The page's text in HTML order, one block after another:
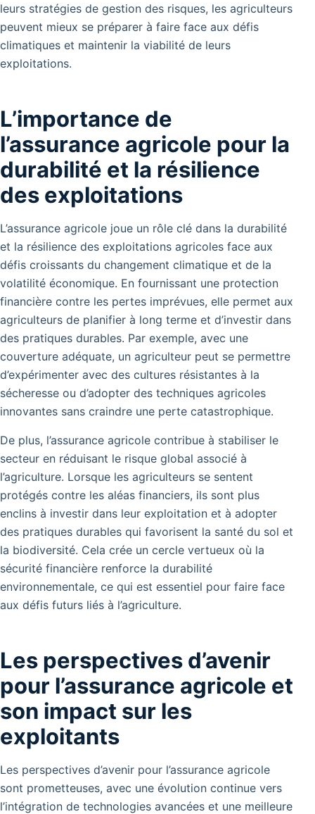
leurs stratégies de gestion des risques, les agriculteurs
peuvent mieux se préparer à faire face aux défis
climatiques et maintenir la viabilité de leurs
exploitations.
L’importance de
l’assurance agricole pour la
durabilité et la résilience
des exploitations
L’assurance agricole joue un rôle clé dans la durabilité
et la résilience des exploitations agricoles face aux
défis croissants du changement climatique et de la
volatilité économique. En fournissant une protection
financière contre les pertes imprévues, elle permet aux
agriculteurs de planifier à long terme et d’investir dans
des pratiques durables. Par exemple, avec une
couverture adéquate, un agriculteur peut se permettre
d’expérimenter avec des cultures résistantes à la
sécheresse ou d’adopter des techniques agricoles
innovantes sans craindre une perte catastrophique.
De plus, l’assurance agricole contribue à stabiliser le
secteur en réduisant le risque global associé à
l’agriculture. Lorsque les agriculteurs se sentent
protégés contre les aléas financiers, ils sont plus
enclins à investir dans leur exploitation et à adopter
des pratiques durables qui favorisent la santé du sol et
la biodiversité. Cela crée un cercle vertueux où la
sécurité financière renforce la durabilité
environnementale, ce qui est essentiel pour faire face
aux défis futurs liés à l’agriculture.
Les perspectives d’avenir
pour l’assurance agricole et
son impact sur les
exploitants
Les perspectives d’avenir pour l’assurance agricole
sont prometteuses, avec une évolution continue vers
l’intégration de technologies avancées et une meilleure